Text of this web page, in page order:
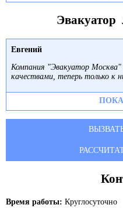
Эвакуатор
Евгений
Компания "Эвакуатор Москва"
качествами, теперь только к
Время работы: Круглосуточно